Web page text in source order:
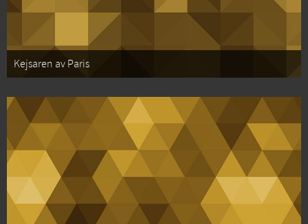
Kejsaren av Paris